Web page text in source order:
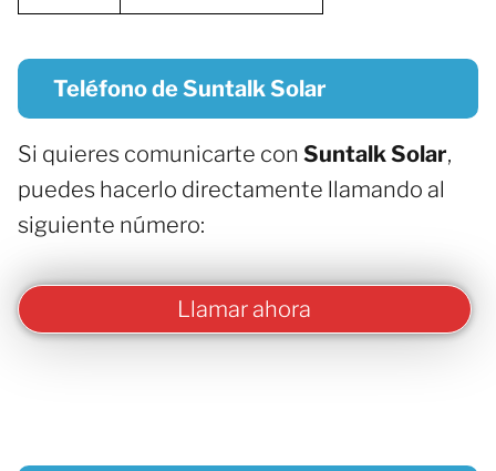
Teléfono de Suntalk Solar
Si quieres comunicarte con Suntalk Solar,
puedes hacerlo directamente llamando al
siguiente número:
Llamar ahora